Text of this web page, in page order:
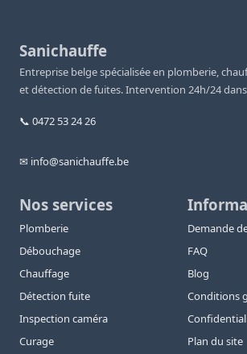
Sanichauffe
Entreprise belge spécialisée en plomberie,
et détection de fuites. Intervention 24h/24
📞 0472 53 24 26
✉ info@sanichauffe.be
Nos services
Plomberie
Débouchage
Chauffage
Détection fuite
Inspection caméra
Curage
Demande
FAQ
Blog
Conditions
Plan du site